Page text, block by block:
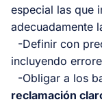
especial las que
adecuadamente
-Definir con
incluyendo
-Obligar a los
reclamación